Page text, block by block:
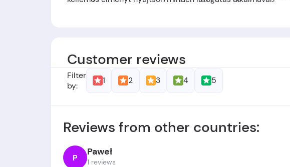
Customer reviews
Filter
by:
1 2 3 4 5
Reviews from other countries:
P Paweł
1 reviews